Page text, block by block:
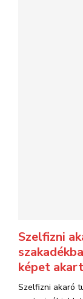
Szelfizni
képet
Szelfizni akaró